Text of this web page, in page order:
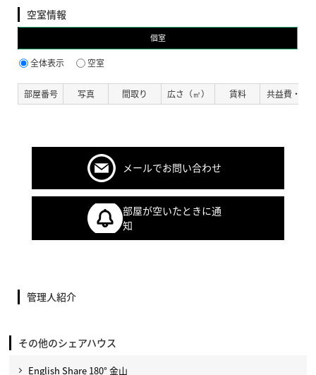
空室情報
個室
全体表示 空室
部屋番号 写真 間取り 広さ（㎡） 賃料 共益費・管
メールでお問い合わせ
部屋が空いたときに通
知
管理人紹介
その他のシェアハウス
English Share 180° 金山